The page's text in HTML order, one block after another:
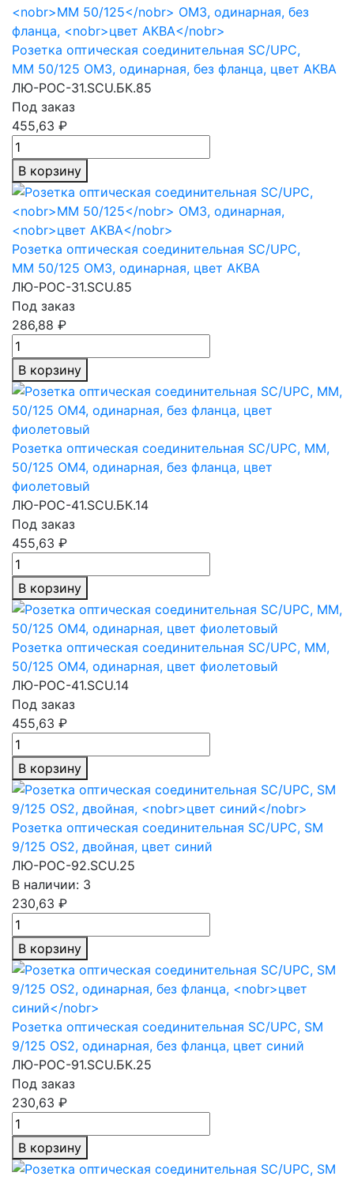
Розетка оптическая соединительная SC/UPC,
MM 50/125 OM3, одинарная, без фланца, цвет АКВА
ЛЮ-РОС-31.SCU.БК.85
Под заказ
455,63 ₽
В корзину
Розетка оптическая соединительная SC/UPC,
MM 50/125 OM3, одинарная, цвет АКВА
ЛЮ-РОС-31.SCU.85
Под заказ
286,88 ₽
В корзину
Розетка оптическая соединительная SC/UPC, MM,
50/125 OM4, одинарная, без фланца, цвет
фиолетовый
ЛЮ-РОС-41.SCU.БК.14
Под заказ
455,63 ₽
В корзину
Розетка оптическая соединительная SC/UPC, MM,
50/125 OM4, одинарная, цвет фиолетовый
ЛЮ-РОС-41.SCU.14
Под заказ
455,63 ₽
В корзину
Розетка оптическая соединительная SC/UPC, SM
9/125 OS2, двойная, цвет синий
ЛЮ-РОС-92.SCU.25
В наличии: 3
230,63 ₽
В корзину
Розетка оптическая соединительная SC/UPC, SM
9/125 OS2, одинарная, без фланца, цвет синий
ЛЮ-РОС-91.SCU.БК.25
Под заказ
230,63 ₽
В корзину